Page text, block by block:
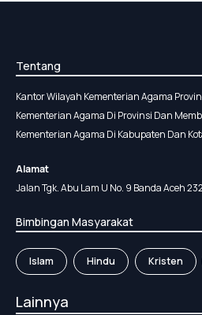
Tentang
Kantor Wilayah Kementerian Agama
Kementerian Agama Di Provinsi Dan
Kementerian Agama Di Kabupaten Dan
Alamat
Jalan Tgk. Abu Lam U No. 9 Banda Aceh
Bimbingan Masyarakat
Islam Hindu Kristen
Lainnya